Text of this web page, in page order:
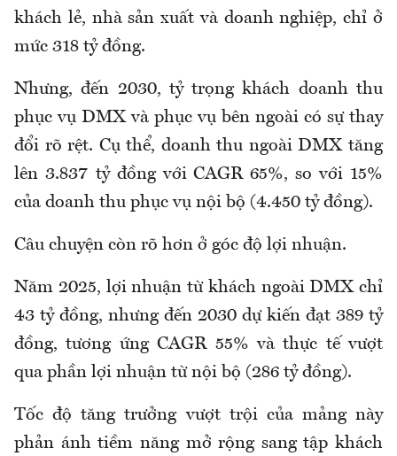
khách lẻ, nhà sản xuất và doanh nghiệp, chỉ ở
mức 318 tỷ đồng.
Nhưng, đến 2030, tỷ trọng khách doanh thu
phục vụ DMX và phục vụ bên ngoài có sự thay
đổi rõ rệt. Cụ thể, doanh thu ngoài DMX tăng
lên 3.837 tỷ đồng với CAGR 65%, so với 15%
của doanh thu phục vụ nội bộ (4.450 tỷ đồng).
Câu chuyện còn rõ hơn ở góc độ lợi nhuận.
Năm 2025, lợi nhuận từ khách ngoài DMX chỉ
43 tỷ đồng, nhưng đến 2030 dự kiến đạt 389 tỷ
đồng, tương ứng CAGR 55% và thực tế vượt
qua phần lợi nhuận từ nội bộ (286 tỷ đồng).
Tốc độ tăng trưởng vượt trội của mảng này
phản ánh tiềm năng mở rộng sang tập khách